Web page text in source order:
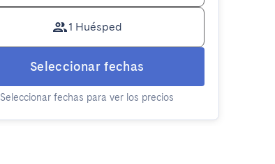
1 Huésped
Seleccionar fechas
Seleccionar fechas para ver los precios